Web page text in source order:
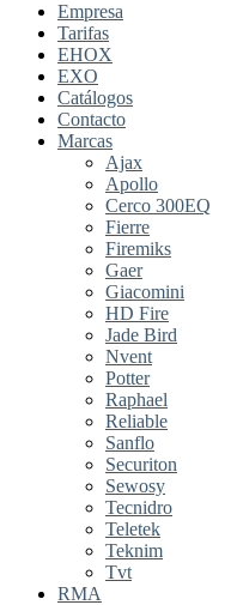
Empresa
Tarifas
EHOX
EXO
Catálogos
Contacto
Marcas
Ajax
Apollo
Cerco 300EQ
Fierre
Firemiks
Gaer
Giacomini
HD Fire
Jade Bird
Nvent
Potter
Raphael
Reliable
Sanflo
Securiton
Sewosy
Tecnidro
Teletek
Teknim
Tvt
RMA